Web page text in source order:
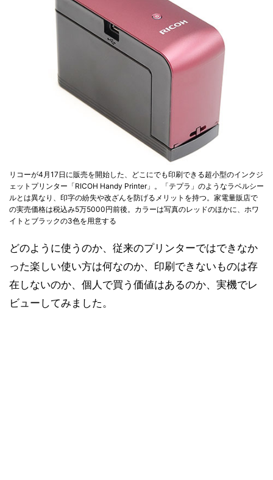
リコーが4月17日に販売を開始した、どこにでも印刷できる超小型のインクジ
ェットプリンター「RICOH Handy Printer」。「テプラ」のようなラベルシー
ルとは異なり、印字の紛失や改ざんを防げるメリットを持つ。家電量販店で
の実売価格は税込み5万5000円前後。カラーは写真のレッドのほかに、ホワ
イトとブラックの3色を用意する
どのように使うのか、従来のプリンターではできなか
った楽しい使い方は何なのか、印刷できないものは存
在しないのか、個人で買う価値はあるのか、実機でレ
ビューしてみました。